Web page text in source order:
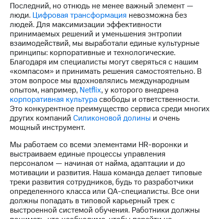
Последний, но отнюдь не менее важный элемент —
люди. Цифровая трансформация невозможна без
людей. Для максимизации эффективности
принимаемых решений и уменьшения энтропии
взаимодействий, мы выработали единые культурные
принципы: корпоративные и технологические.
Благодаря им специалисты могут сверяться с нашим
«компасом» и принимать решения самостоятельно. В
этом вопросе мы вдохновлялись международным
опытом, например, Netflix, у которого внедрена
корпоративная культурасвободы и ответственности.
Это конкурентное преимущество сервиса среди многих
других компаний Силиконовой долины и очень
мощный инструмент.
Мы работаем со всеми элементами HR-воронки и
выстраиваем единые процессы управления
персоналом — начиная от найма, адаптации и до
мотивации и развития. Наша команда делает типовые
треки развития сотрудников, будь то разработчики
определенного класса или QA-специалисты. Все они
должны попадать в типовой карьерный трек с
выстроенной системой обучения. Работники должны